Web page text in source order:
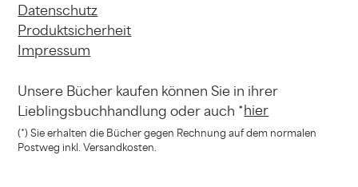
Datenschutz
Produktsicherheit
Impressum
Unsere Bücher kaufen könnenSie in ihrer
Lieblingsbuchhandlung oder auch *hier
(*) Sie erhalten die Bücher gegen Rechnung auf dem normalen
Postweg inkl. Versandkosten.